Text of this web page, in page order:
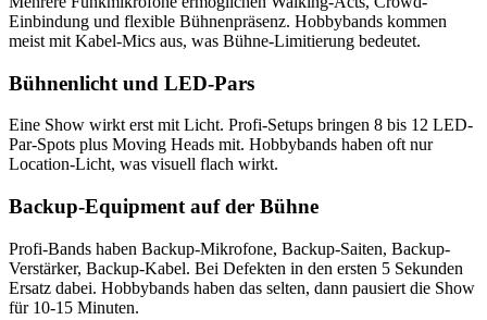
Einbindung und flexible Bühnenpräsenz. Hobbybands kommen
meist mit Kabel-Mics aus, was Bühne-Limitierung bedeutet.
Bühnenlicht und LED-Pars
Eine Show wirkt erst mit Licht. Profi-Setups bringen 8 bis 12 LED-
Par-Spots plus Moving Heads mit. Hobbybands haben oft nur
Location-Licht, was visuell flach wirkt.
Backup-Equipment auf der Bühne
Profi-Bands haben Backup-Mikrofone, Backup-Saiten, Backup-
Verstärker, Backup-Kabel. Bei Defekten in den ersten 5 Sekunden
Ersatz dabei. Hobbybands haben das selten, dann pausiert die Show
für 10-15 Minuten.